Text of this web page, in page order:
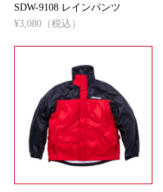
SDW-9108 レインパンツ
¥3,080（税込）